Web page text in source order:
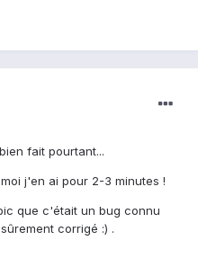
fait pourtant...
j'en ai pour 2-3 minutes !
que c'était un bug connu
corrigé :) .